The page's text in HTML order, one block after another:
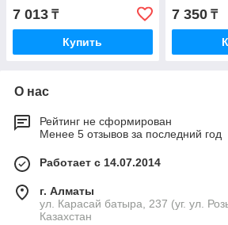
7 013 ₸
Купить
7 350₸
О нас
Рейтинг не сформирован
Менее 5 отзывов за последний год
Работает с 14.07.2014
г. Алматы
ул. Карасай батыра, 237 (уг. ул.
Казахстан